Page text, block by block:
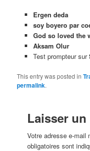
Ergen deda
soy boyero par
God so loved the
Aksam Olur
Test prompteur sur
This entry was posted in
permalink.
Laisser
Votre adresse e-mail
obligatoires sont